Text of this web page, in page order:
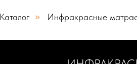
Каталог » Инфракрасные